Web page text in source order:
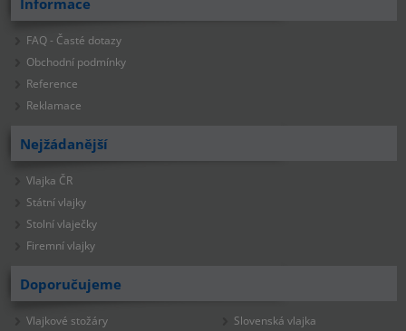
Informace
FAQ - Časté dotazy
Obchodní podmínky
Reference
Reklamace
Nejžádanější
Vlajka ČR
Státní vlajky
Stolní vlaječky
Firemní vlajky
Doporučujeme
Vlajkové stožáry Slovenská vlajka